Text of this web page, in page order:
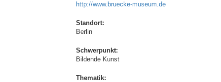
http://www.bruecke-museum.de
Standort:
Berlin
Schwerpunkt:
Bildende Kunst
Thematik: